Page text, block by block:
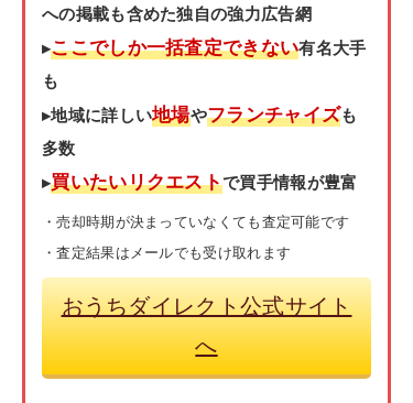
への掲載も含めた独自の強力広告網
▸ここでしか一括査定できない有名大手
も
▸地域に詳しい地場やフランチャイズも
多数
▸買いたいリクエストで買手情報が豊富
・売却時期が決まっていなくても査定可能です
・査定結果はメールでも受け取れます
おうちダイレクト公式サイト
へ